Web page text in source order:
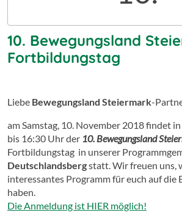
10. Bewegungsland
Fortbildungstag
Liebe Bewegungsland Steiermark-
am Samstag, 10. November 2018 findet
bis 16:30 Uhr der 10. Bewegungsland
Fortbildungstag in unserer
Deutschlandsbergstatt. Wir freuen uns,
interessantes Programm für euch auf die
haben.
Die Anmeldung ist HIER möglich!